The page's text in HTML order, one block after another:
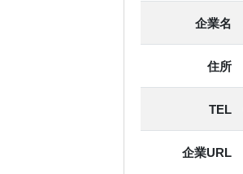
企業名
住所
TEL
企業URL